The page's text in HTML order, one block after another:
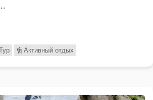
Активный отдых